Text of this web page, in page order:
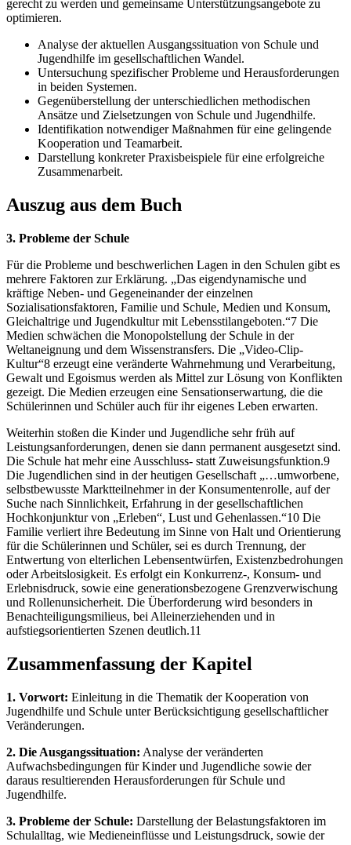
gerecht zu werden und gemeinsame Unterstützungsangebote zu
optimieren.
Analyse der aktuellen Ausgangssituation von Schule und
Jugendhilfe im gesellschaftlichen Wandel.
Untersuchung spezifischer Probleme und Herausforderungen
in beiden Systemen.
Gegenüberstellung der unterschiedlichen methodischen
Ansätze und Zielsetzungen von Schule und Jugendhilfe.
Identifikation notwendiger Maßnahmen für eine gelingende
Kooperation und Teamarbeit.
Darstellung konkreter Praxisbeispiele für eine erfolgreiche
Zusammenarbeit.
Auszug aus dem Buch
3. Probleme der Schule
Für die Probleme und beschwerlichen Lagen in den Schulen gibt es
mehrere Faktoren zur Erklärung. „Das eigendynamische und
kräftige Neben- und Gegeneinander der einzelnen
Sozialisationsfaktoren, Familie und Schule, Medien und Konsum,
Gleichaltrige und Jugendkultur mit Lebensstilangeboten.“7 Die
Medien schwächen die Monopolstellung der Schule in der
Weltaneignung und dem Wissenstransfers. Die „Video-Clip-
Kultur“8 erzeugt eine veränderte Wahrnehmung und Verarbeitung,
Gewalt und Egoismus werden als Mittel zur Lösung von Konflikten
gezeigt. Die Medien erzeugen eine Sensationserwartung, die die
Schülerinnen und Schüler auch für ihr eigenes Leben erwarten.
Weiterhin stoßen die Kinder und Jugendliche sehr früh auf
Leistungsanforderungen, denen sie dann permanent ausgesetzt sind.
Die Schule hat mehr eine Ausschluss- statt Zuweisungsfunktion.9
Die Jugendlichen sind in der heutigen Gesellschaft „…umworbene,
selbstbewusste Marktteilnehmer in der Konsumentenrolle, auf der
Suche nach Sinnlichkeit, Erfahrung in der gesellschaftlichen
Hochkonjunktur von „Erleben“, Lust und Gehenlassen.“10 Die
Familie verliert ihre Bedeutung im Sinne von Halt und Orientierung
für die Schülerinnen und Schüler, sei es durch Trennung, der
Entwertung von elterlichen Lebensentwürfen, Existenzbedrohungen
oder Arbeitslosigkeit. Es erfolgt ein Konkurrenz-, Konsum- und
Erlebnisdruck, sowie eine generationsbezogene Grenzverwischung
und Rollenunsicherheit. Die Überforderung wird besonders in
Benachteiligungsmilieus, bei Alleinerziehenden und in
aufstiegsorientierten Szenen deutlich.11
Zusammenfassung der Kapitel
1. Vorwort: Einleitung in die Thematik der Kooperation von
Jugendhilfe und Schule unter Berücksichtigung gesellschaftlicher
Veränderungen.
2. Die Ausgangssituation: Analyse der veränderten
Aufwachsbedingungen für Kinder und Jugendliche sowie der
daraus resultierenden Herausforderungen für Schule und
Jugendhilfe.
3. Probleme der Schule: Darstellung der Belastungsfaktoren im
Schulalltag, wie Medieneinflüsse und Leistungsdruck, sowie der